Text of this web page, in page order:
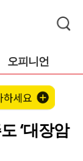
오피니언
‘대장암